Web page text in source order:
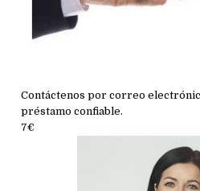
Contáctenos por correo
préstamo confiable.
7€